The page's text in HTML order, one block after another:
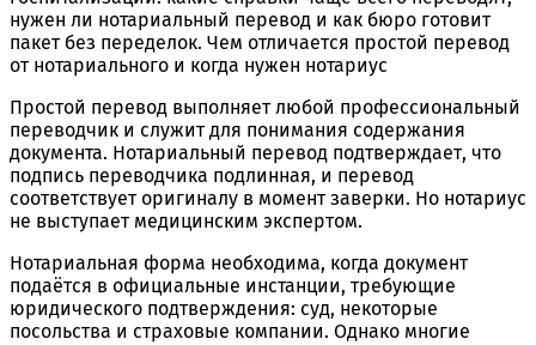
Простой перевод выполняет любой профессиональный
переводчик и служит для понимания содержания
документа. Нотариальный перевод подтверждает, что
подпись переводчика подлинная, и перевод
соответствует оригиналу в момент заверки. Но нотариус
не выступает медицинским экспертом.
Нотариальная форма необходима, когда документ
подаётся в официальные инстанции, требующие
юридического подтверждения: суд, некоторые
посольства и страховые компании. Однако многие